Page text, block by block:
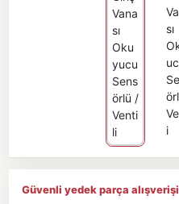
Güvenli yedek parça alışverişi